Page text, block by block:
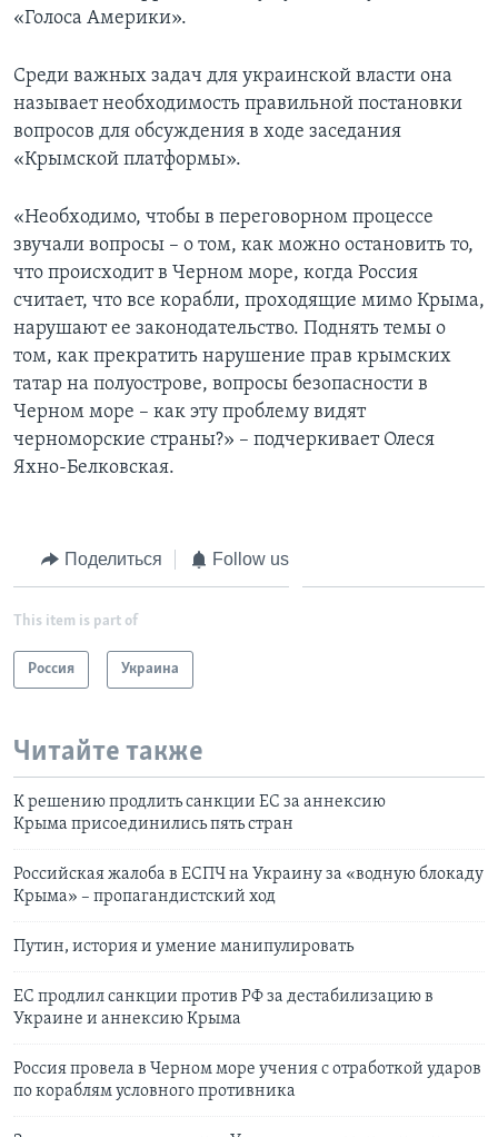
«Голоса Америки».
Среди важных задач для украинской власти она
называет необходимость правильной постановки
вопросов для обсуждения в ходе заседания
«Крымской платформы».
«Необходимо, чтобы в переговорном процессе
звучали вопросы – о том, как можно остановить то,
что происходит в Черном море, когда Россия
считает, что все корабли, проходящие мимо Крыма,
нарушают ее законодательство. Поднять темы о
том, как прекратить нарушение прав крымских
татар на полуострове, вопросы безопасности в
Черном море – как эту проблему видят
черноморские страны?» – подчеркивает Олеся
Яхно-Белковская.
Поделиться Follow us
This item is part of
Россия Украина
Читайте также
К решению продлить санкции ЕС за аннексию
Крыма присоединились пять стран
Российская жалоба в ЕСПЧ на Украину за «водную блокаду
Крыма» – пропагандистский ход
Путин, история и умение манипулировать
ЕС продлил санкции против РФ за дестабилизацию в
Украине и аннексию Крыма
Россия провела в Черном море учения с отработкой ударов
по кораблям условного противника